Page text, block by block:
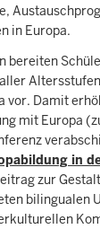
in Europa.
bereiten
vor. Damit
mit Europa
in
zur
bilingualen